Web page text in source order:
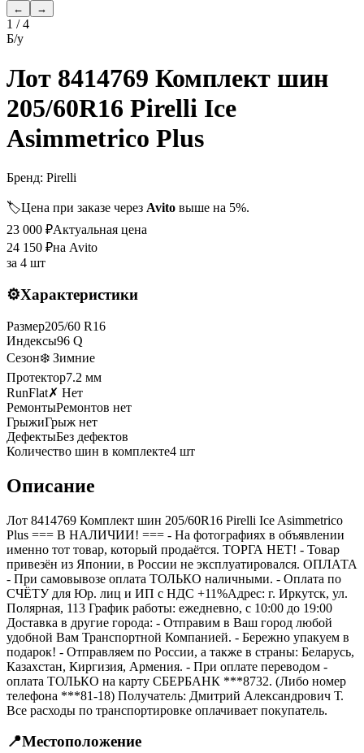
← →
1 /4
Б/у
Лот 8414769 Комплект шин
205/60R16 Pirelli Ice
Asimmetrico Plus
Бренд: Pirelli
🏷️Цена при заказе через Avito выше на 5%.
23 000 ₽Актуальная цена
24 150 ₽на Avito
за 4 шт
⚙️Характеристики
Размер205/60 R16
Индексы96 Q
Сезон❄️ Зимние
Протектор7.2 мм
RunFlat✗ Нет
РемонтыРемонтов нет
ГрыжиГрыж нет
ДефектыБез дефектов
Количество шин в комплекте4 шт
Описание
Лот 8414769 Комплект шин 205/60R16 Pirelli Ice Asimmetrico
Plus === B НАЛИЧИИ! === - На фотографиях в объявлении
именно тот товар, который продаётся. ТОРГА НЕТ! - Товар
привезён из Японии, в России не эксплуатировался. ОПЛАТА
- При самовывозе оплата ТОЛЬКО наличными. - Оплата по
СЧЁТУ для Юр. лиц и ИП с НДС +11%Адрес: г. Иркутск, ул.
Полярная, 113 График работы: ежедневно, с 10:00 до 19:00
Доставка в другие города: - Отправим в Ваш город любой
удобной Вам Транспортной Компанией. - Бережно упакуем в
подарок! - Отправляем по России, а также в страны: Беларусь,
Казахстан, Киргизия, Армения. - При оплате переводом -
оплата ТОЛЬКО на карту СБЕРБАНК ***8732. (Либо номер
телефона ***81-18) Получатель: Дмитрий Александрович Т.
Все расходы по транспортировке оплачивает покупатель.
📍Местоположение